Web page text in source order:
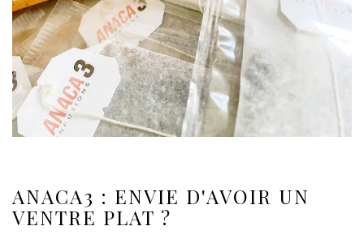
ANACA3 : ENVIE D'AVOIR UN
VENTRE PLAT ?